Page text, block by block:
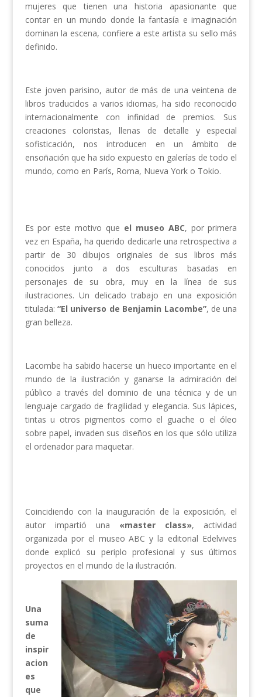
mujeres que tienen una historia apasionante que
contar en un mundo donde la fantasía e imaginación
dominan la escena, confiere a este artista su sello más
definido.
Este joven parisino, autor de más de una veintena de
libros traducidos a varios idiomas, ha sido reconocido
internacionalmente con infinidad de premios. Sus
creaciones coloristas, llenas de detalle y especial
sofisticación, nos introducen en un ámbito de
ensoñación que ha sido expuesto en galerías de todo el
mundo, como en París, Roma, Nueva York o Tokio.
Es por este motivo que el museo ABC, por primera
vez en España, ha querido dedicarle una retrospectiva a
partir de 30 dibujos originales de sus libros más
conocidos junto a dos esculturas basadas en
personajes de su obra, muy en la línea de sus
ilustraciones. Un delicado trabajo en una exposición
titulada: “El universo de Benjamin Lacombe”, de una
gran belleza.
Lacombe ha sabido hacerse un hueco importante en el
mundo de la ilustración y ganarse la admiración del
público a través del dominio de una técnica y de un
lenguaje cargado de fragilidad y elegancia. Sus lápices,
tintas u otros pigmentos como el guache o el óleo
sobre papel, invaden sus diseños en los que sólo utiliza
el ordenador para maquetar.
Coincidiendo con la inauguración de la exposición, el
autor impartió una «master class», actividad
organizada por el museo ABC y la editorial Edelvives
donde explicó su periplo profesional y sus últimos
proyectos en el mundo de la ilustración.
Una
suma
de
inspir
acion
es
que